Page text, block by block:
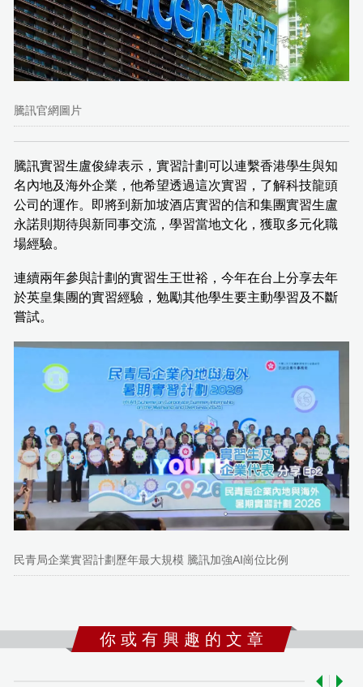
騰訊官網圖片
騰訊實習生盧俊緯表示，實習計劃可以連繫香港學生與知
名內地及海外企業，他希望透過這次實習，了解科技龍頭
公司的運作。即將到新加坡酒店實習的信和集團實習生盧
永諾則期待與新同事交流，學習當地文化，獲取多元化職
場經驗。
連續兩年參與計劃的實習生王世裕，今年在台上分享去年
於英皇集團的實習經驗，勉勵其他學生要主動學習及不斷
嘗試。
民青局企業實習計劃歷年最大規模 騰訊加強AI崗位比例
你 或 有 興 趣 的 文 章